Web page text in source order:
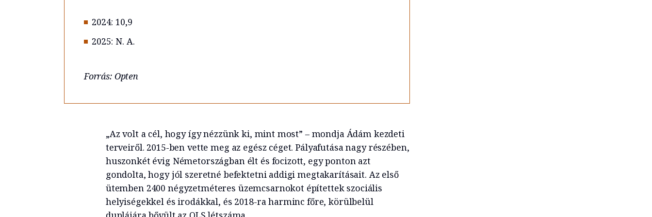
2024: 10,9
2025: N. A.
Forrás: Opten
„Az volt a cél, hogy így nézzünk ki, mint most” – mondja Ádám kezdeti
terveiről. 2015-ben vette meg az egész céget. Pályafutása nagy részében,
huszonkét évig Németországban élt és focizott, egy ponton azt
gondolta, hogy jól szeretné befektetni addigi megtakarításait. Az első
ütemben 2400 négyzetméteres üzemcsarnokot építettek szociális
helyiségekkel és irodákkal, és 2018-ra harminc főre, körülbelül